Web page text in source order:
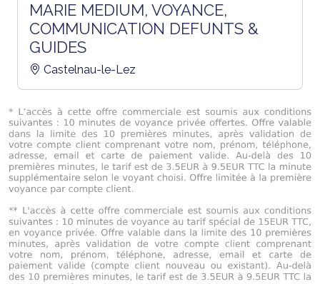
MARIE MEDIUM, VOYANCE,
COMMUNICATION DEFUNTS &
GUIDES
Castelnau-le-Lez